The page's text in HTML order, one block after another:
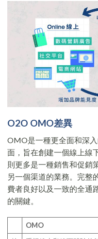
O2O OMO差異
OMO是一種更全面和深
面，旨在創建一個線上線
則更多是一種銷售和促銷
另一個渠道的業務。完整
費者良好以及⼀致的全通
的關鍵。
OMO